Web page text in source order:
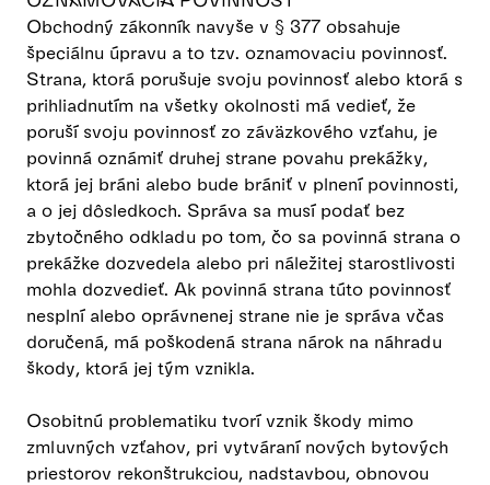
Obchodný zákonník navyše v § 377 obsahuje
špeciálnu úpravu a to tzv. oznamovaciu povinnosť.
Strana, ktorá porušuje svoju povinnosť alebo ktorá s
prihliadnutím na všetky okolnosti má vedieť, že
poruší svoju povinnosť zo záväzkového vzťahu, je
povinná oznámiť druhej strane povahu prekážky,
ktorá jej bráni alebo bude brániť v plnení povinnosti,
a o jej dôsledkoch. Správa sa musí podať bez
zbytočného odkladu po tom, čo sa povinná strana o
prekážke dozvedela alebo pri náležitej starostlivosti
mohla dozvedieť. Ak povinná strana túto povinnosť
nesplní alebo oprávnenej strane nie je správa včas
doručená, má poškodená strana nárok na náhradu
škody, ktorá jej tým vznikla.
Osobitnú problematiku tvorí vznik škody mimo
zmluvných vzťahov, pri vytváraní nových bytových
priestorov rekonštrukciou, nadstavbou, obnovou